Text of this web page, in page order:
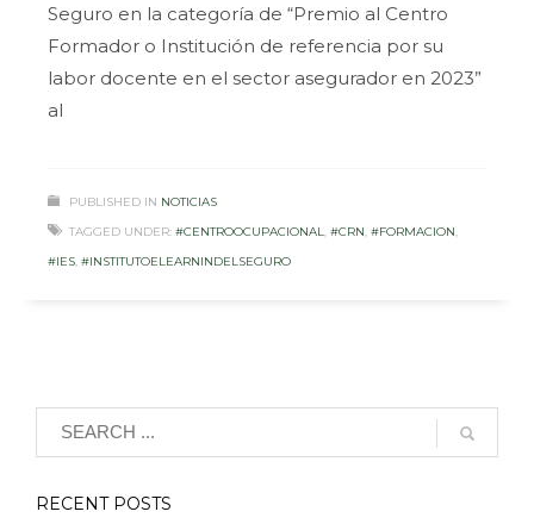
Seguro en la categoría de “Premio al Centro
Formador o Institución de referencia por su
labor docente en el sector asegurador en 2023”
al
PUBLISHED IN NOTICIAS
TAGGED UNDER: #CENTROOCUPACIONAL, #CRN, #FORMACION,
#IES, #INSTITUTOELEARNINDELSEGURO
RECENT POSTS